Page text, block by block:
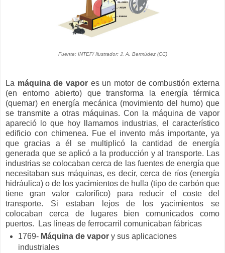
Fuente: INTEF/ Ilustrador: J. A. Bermúdez (CC)
La máquina de vapor es un motor de combustión externa
(en entorno abierto) que transforma la energía térmica
(quemar) en energía mecánica (movimiento del humo) que
se transmite a otras máquinas. Con la máquina de vapor
apareció lo que hoy llamamos industrias, el característico
edificio con chimenea. Fue el invento más importante, ya
que gracias a él se multiplicó la cantidad de energía
generada que se aplicó a la producción y al transporte. Las
industrias se colocaban cerca de las fuentes de energía que
necesitaban sus máquinas, es decir, cerca de ríos (energía
hidráulica) o de los yacimientos de hulla (tipo de carbón que
tiene gran valor calorífico) para reducir el coste del
transporte. Si estaban lejos de los yacimientos se
colocaban cerca de lugares bien comunicados como
puertos. Las líneas de ferrocarril comunicaban fábricas
1769- Máquina de vapory sus aplicaciones
industriales